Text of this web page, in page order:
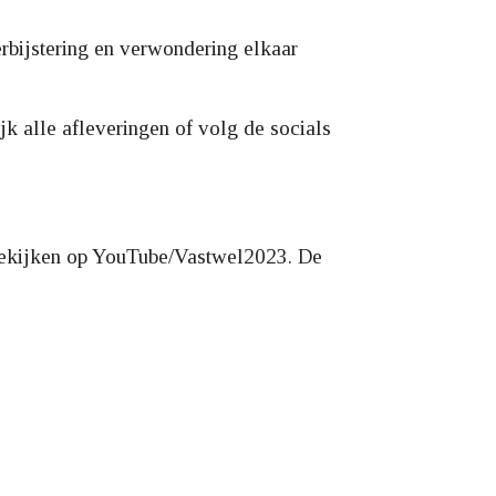
en verwondering elkaar
alle afleveringen of volg de socials
op YouTube/Vastwel2023. De